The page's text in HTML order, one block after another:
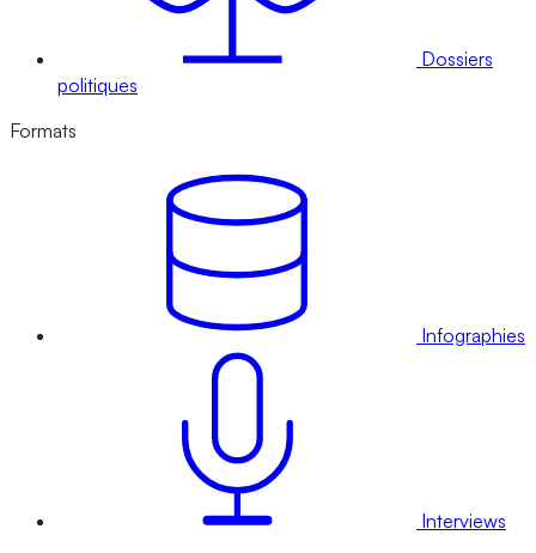
Dossiers
politiques
Formats
Infographies
Interviews